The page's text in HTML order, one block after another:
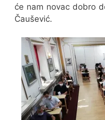
će nam novac dobro
Čaušević.